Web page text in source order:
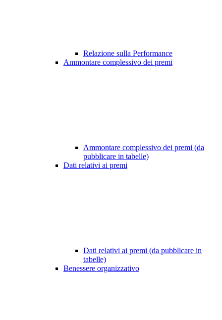
Relazione sulla Performance
Ammontare complessivo dei premi
Ammontare complessivo dei premi (da
pubblicare in tabelle)
Dati relativi ai premi
Dati relativi ai premi (da pubblicare in
tabelle)
Benessere organizzativo